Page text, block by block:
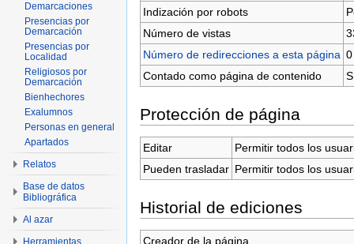
Indización por robots
Número de vistas
Número de redirecciones a esta página 0
Contado como página de contenido
Protección de página
Editar
Permitir todos los
Pueden trasladar Permitir todos los
Historial de ediciones
Creador de la página
Demarcaciones
Presencias por
Demarcación
Presencias por
Localidad
Religiosos por
Demarcación
Bienhechores
Exalumnos
Personas en general
Apartados
Relatos
Base de datos
Bibliográfica
Al azar
Herramientas